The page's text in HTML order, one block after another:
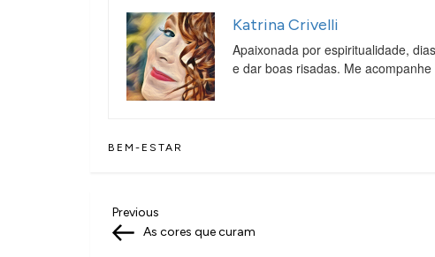
Katrina Crivelli
Apaixonada por espiritualidade,
e dar boas risadas. Me
BEM-ESTAR
N
a
Previous
Post
Previous
As cores que curam